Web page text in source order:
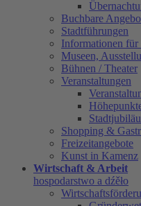
Buchbare
Stadtführungen
Informationen für
Museen,
Bühnen / Theater
Veranstaltungen
Shopping &
Freizeitangebote
Kunst in Kamenz
Wirtschaft & Arbeit
hospodarstwo a dźěło